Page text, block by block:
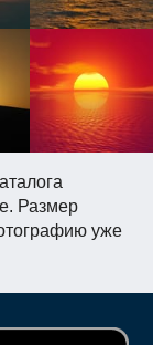
Размер
уже